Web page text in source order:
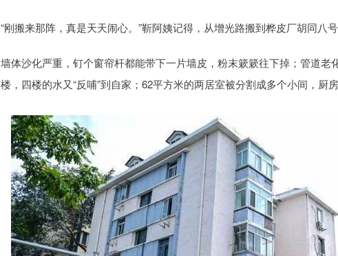
“刚搬来那阵，真是天天闹心。”靳阿姨记得，从增光路搬到桦皮厂胡同八
墙体沙化严重，钉个窗帘杆都能带下一片墙皮，粉末簌簌往下掉；管道
楼，四楼的水又“反哺”到自家；62平方米的两居室被分割成多个小间，厨